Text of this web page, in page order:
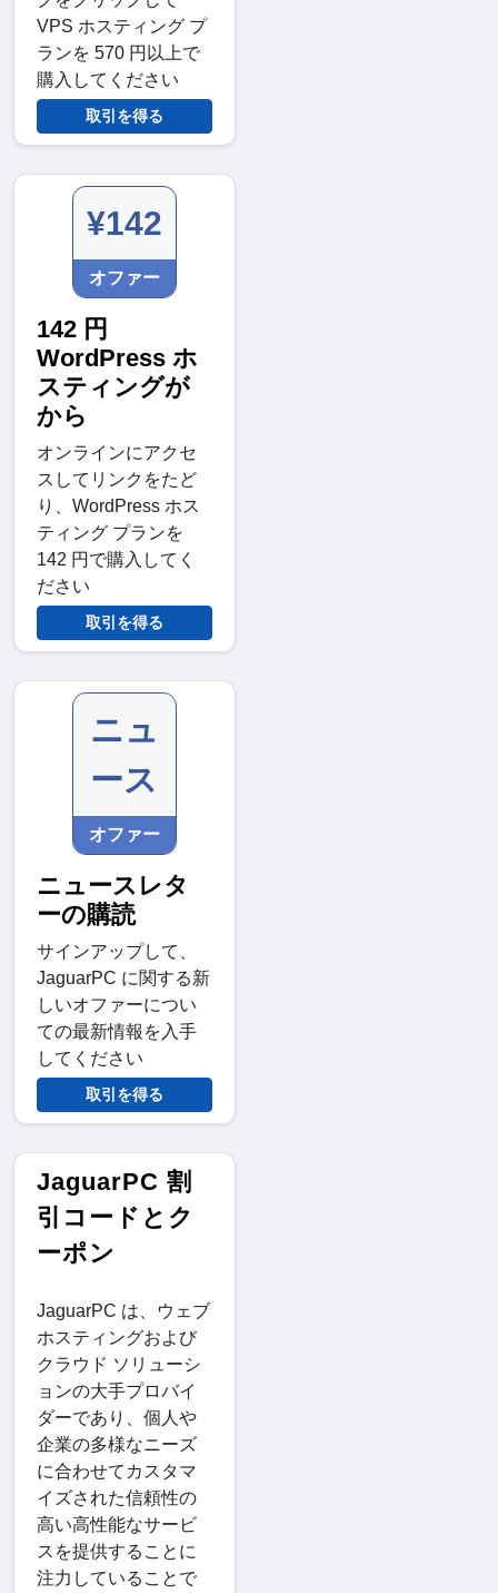
VPS ホスティング プ
ランを 570 円以上で
購入してください
取引を得る
¥142
オファー
142 円
WordPress ホ
スティングが
から
オンラインにアクセ
スしてリンクをたど
り、WordPress ホス
ティング プランを
142 円で購入してく
ださい
取引を得る
ニュ
ース
オファー
ニュースレタ
ーの購読
サインアップして、
JaguarPC に関する新
しいオファーについ
ての最新情報を入手
してください
取引を得る
JaguarPC 割
引コードとク
ーポン
JaguarPC は、ウェブ
ホスティングおよび
クラウド ソリューシ
ョンの大手プロバイ
ダーであり、個人や
企業の多様なニーズ
に合わせてカスタマ
イズされた信頼性の
高い高性能なサービ
スを提供することに
注力していることで